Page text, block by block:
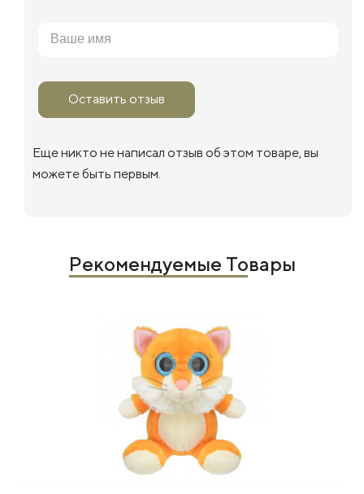
Оставить отзыв
Еще никто не написал отзыв об этом товаре, вы
можете быть первым.
Рекомендуемые Товары